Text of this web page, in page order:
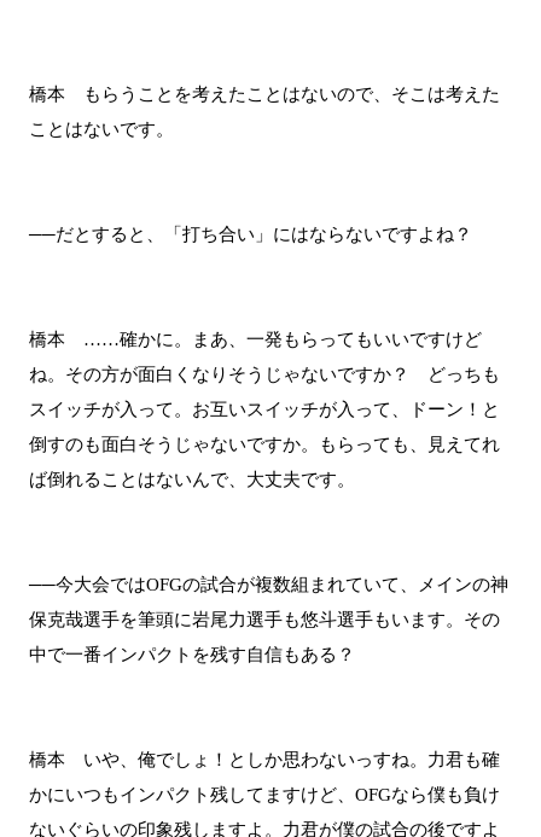
橋本 もらうことを考えたことはないので、そこは考えた
ことはないです。
──だとすると、「打ち合い」にはならないですよね？
橋本 ……確かに。まあ、一発もらってもいいですけど
ね。その方が面白くなりそうじゃないですか？ どっちも
スイッチが入って。お互いスイッチが入って、ドーン！と
倒すのも面白そうじゃないですか。もらっても、見えてれ
ば倒れることはないんで、大丈夫です。
──今大会ではOFGの試合が複数組まれていて、メインの神
保克哉選手を筆頭に岩尾力選手も悠斗選手もいます。その
中で一番インパクトを残す自信もある？
橋本 いや、俺でしょ！としか思わないっすね。力君も確
かにいつもインパクト残してますけど、OFGなら僕も負け
ないぐらいの印象残しますよ。力君が僕の試合の後ですよ